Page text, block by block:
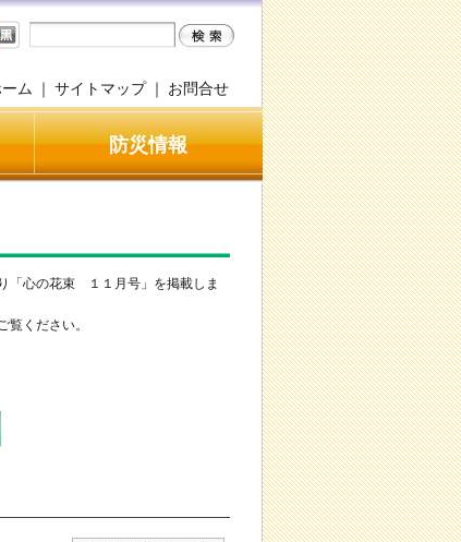
ム ｜ サイトマップ ｜ お問合せ
防災情報
「心の花束 １１月号」を掲載しま
ください。